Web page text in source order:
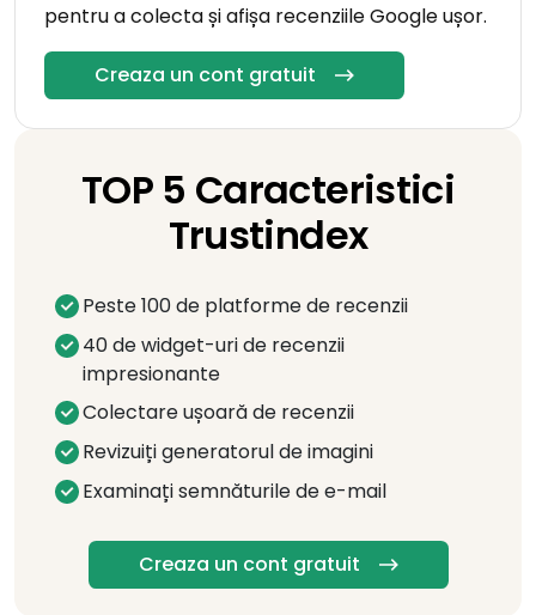
pentru a colecta și afișa recenziile Google ușor.
Creaza un cont gratuit
TOP 5 Caracteristici
Trustindex
Peste 100 de platforme de recenzii
40 de widget-uri de recenzii
impresionante
Colectare ușoară de recenzii
Revizuiți generatorul de imagini
Examinați semnăturile de e-mail
Creaza un cont gratuit